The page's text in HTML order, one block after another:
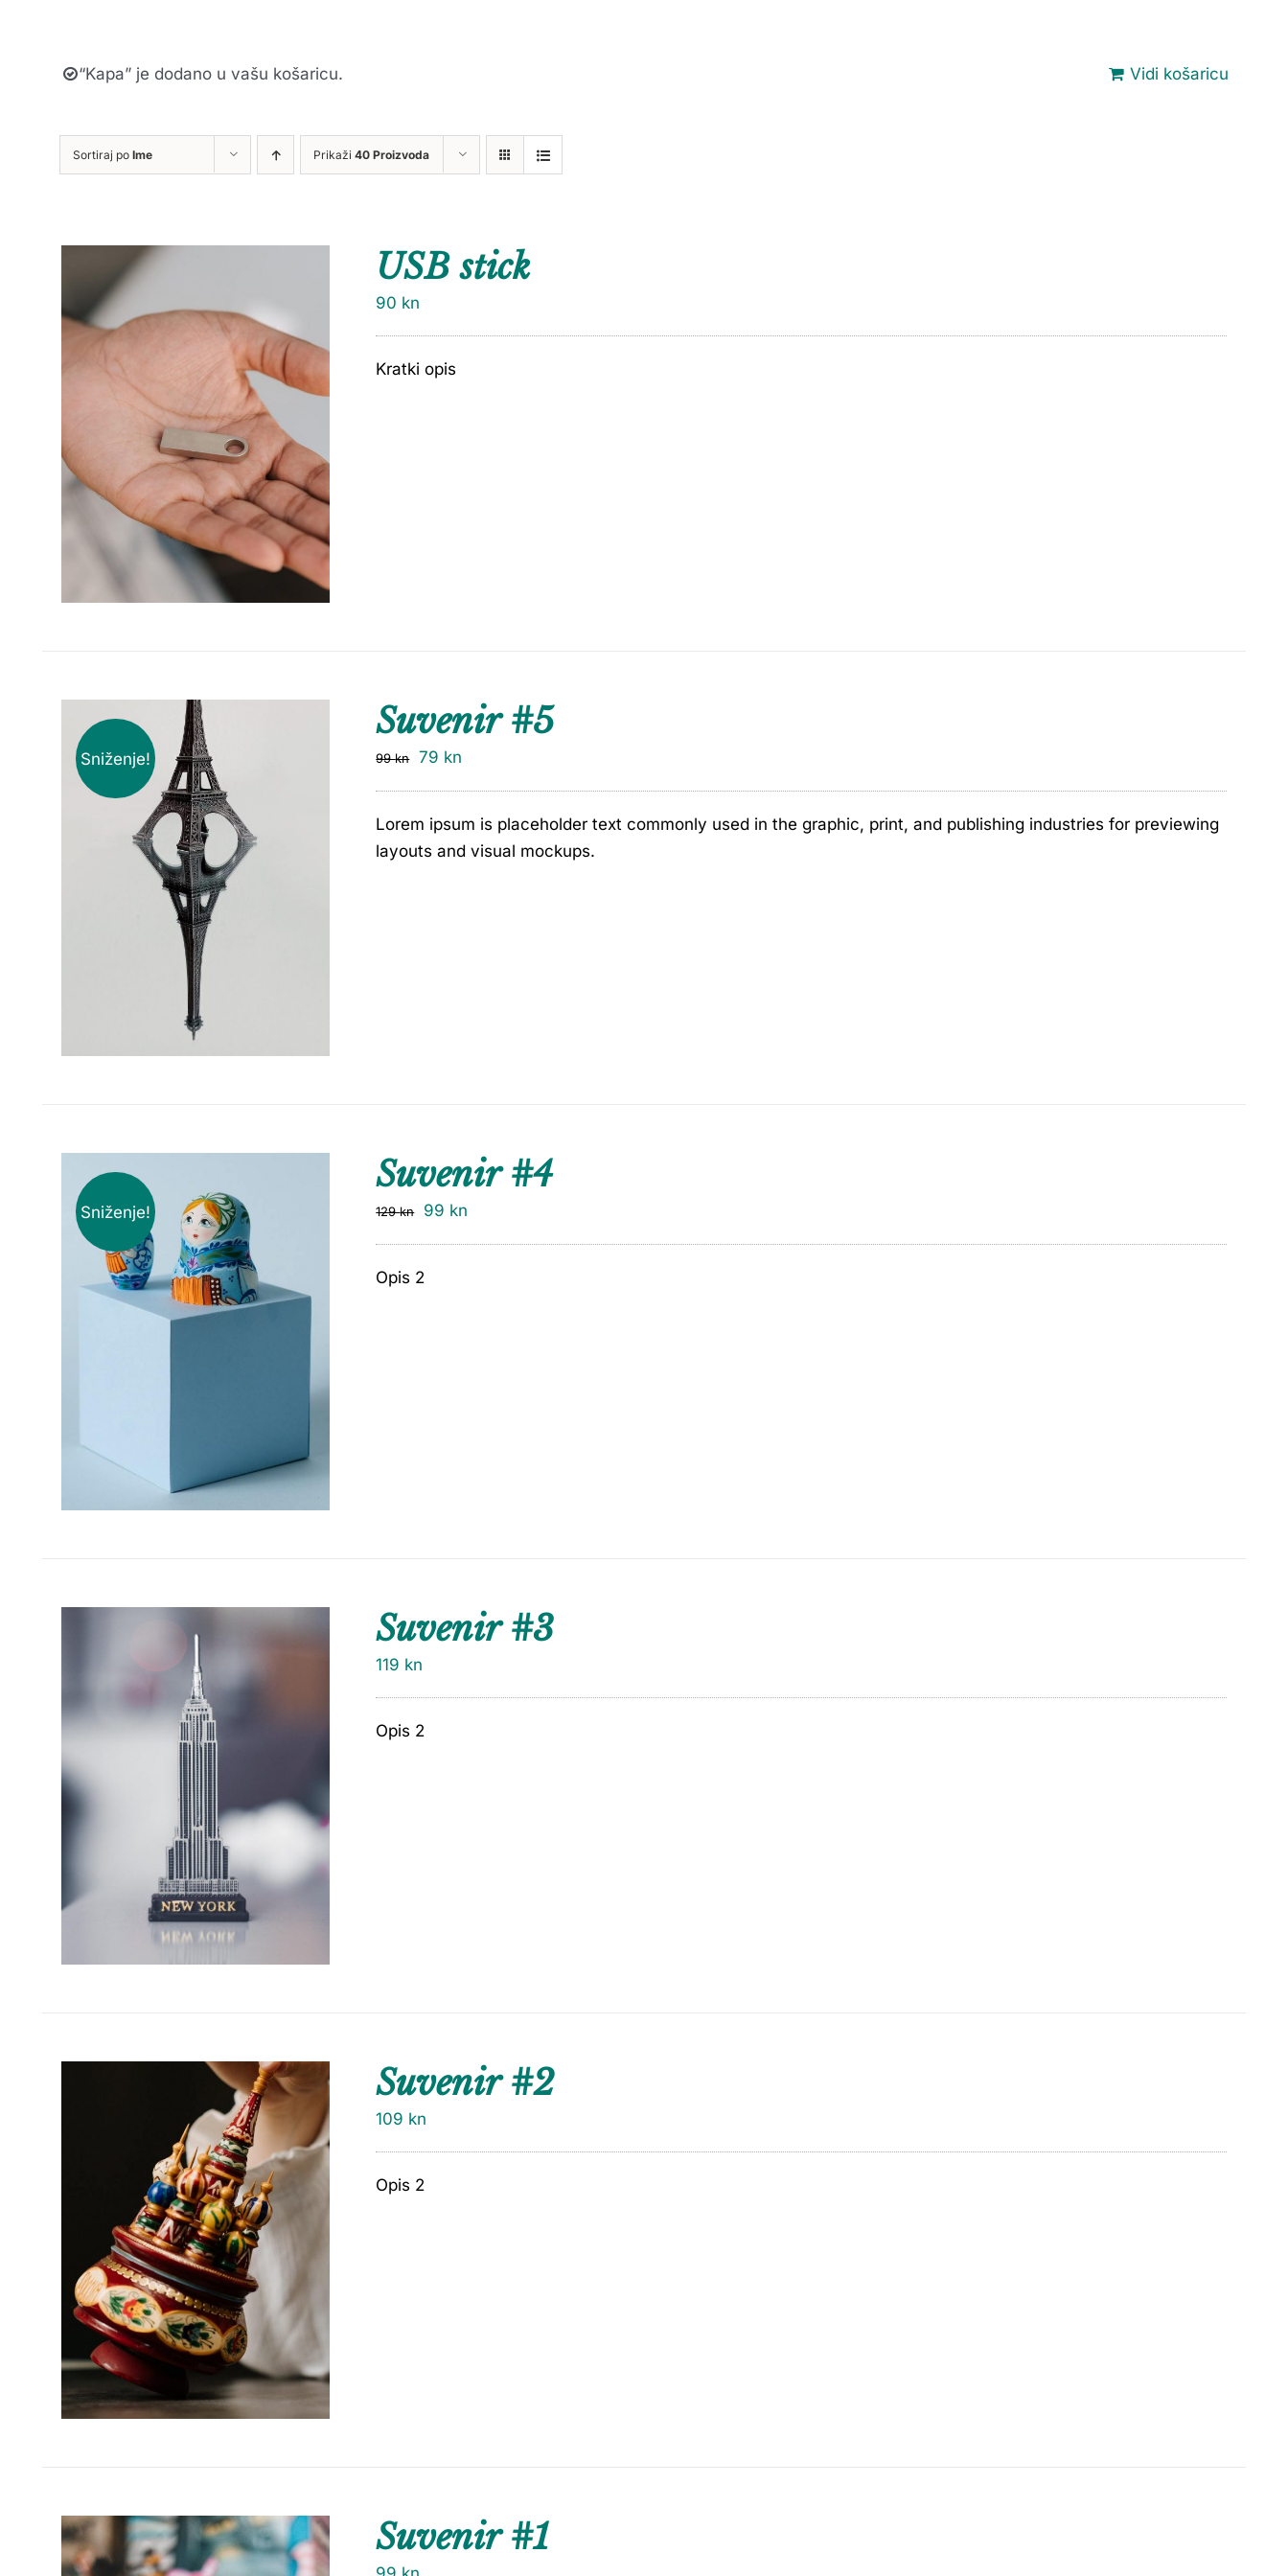
Vidi košaricu
“Kapa” je dodano u vašu košaricu.
Sortiraj po Ime Prikaži 40 Proizvoda
USB stick
90 kn
Kratki opis
Sniženje!
Suvenir #5
99kn 79 kn
Lorem ipsum is placeholder text commonly used in the graphic, print, and publishing industries for previewing
layouts and visual mockups.
Sniženje!
Suvenir #4
129kn 99 kn
Opis 2
Suvenir #3
119 kn
Opis 2
Suvenir #2
109 kn
Opis 2
Suvenir #1